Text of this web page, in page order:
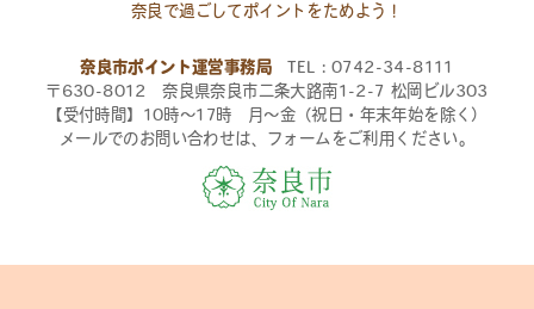
奈良で過ごしてポイントをためよう！
奈良市ポイント運営事務局 TEL：0742-34-8111
〒630-8012 奈良県奈良市二条大路南1-2-7 松岡ビル303
【受付時間】10時〜17時 月〜金（祝日・年末年始を除く）
メールでのお問い合わせは、フォームをご利用ください。